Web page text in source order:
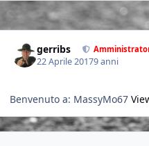
gerribs
22 Aprile 20179 anni
Benvenuto a: MassyMo67